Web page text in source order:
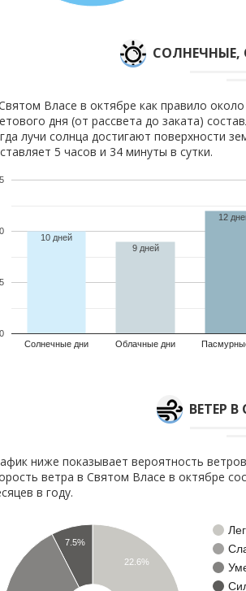
Власе в октябре как правило
дня (от рассвета до заката)
лучи солнца достигают поверхности
5 часов и 34 минуты в сутки.
Солнечные дни Облачные дни
0
5
10 дней
9 дней
12
ВЕТЕР
ниже показывает вероятность
ветра в Святом Власе в октябре
в году.
22.6%
7.5%